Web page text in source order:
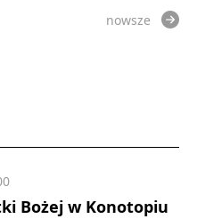
nowsze
Bożej w Konotopiu